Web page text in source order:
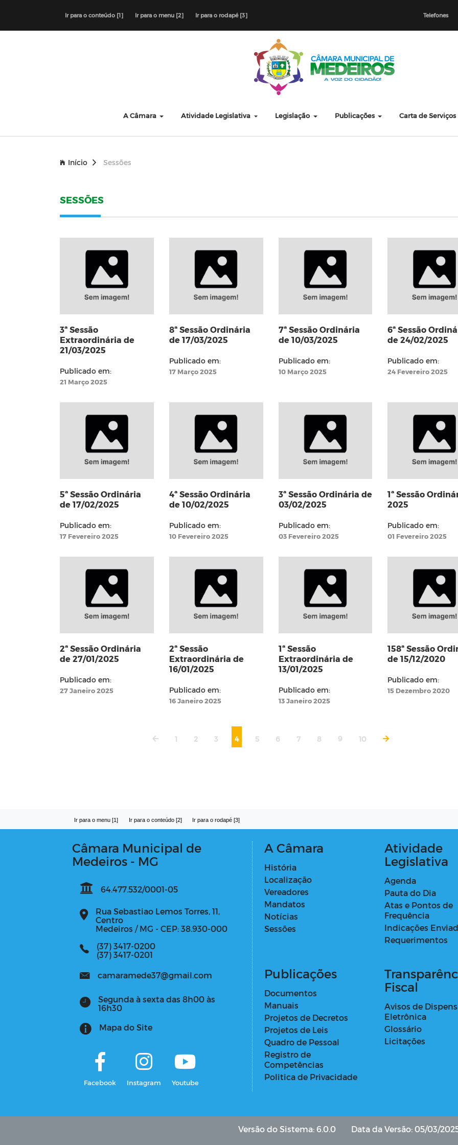
Ir para o conteúdo [1] Ir para o menu [2] Ir para o rodapé [3] Telefones
A Câmara Atividade Legislativa Legislação Publicações Carta de Serviços
Início Sessões
SESSÕES
3ª Sessão
Extraordinária de
21/03/2025
Publicado em:
21 Março 2025
8ª Sessão Ordinária
de 17/03/2025
Publicado em:
17 Março 2025
7ª Sessão Ordinária
de 10/03/2025
Publicado em:
10 Março 2025
6ª Sessão
de 24/02/2025
Publicado em:
24 Fevereiro 2025
5ª Sessão Ordinária
de 17/02/2025
Publicado em:
17 Fevereiro 2025
4ª Sessão Ordinária
de 10/02/2025
Publicado em:
10 Fevereiro 2025
3ª Sessão Ordinária de
03/02/2025
Publicado em:
03 Fevereiro 2025
1ª Sessão
2025
Publicado em:
01 Fevereiro 2025
2ª Sessão Ordinária
de 27/01/2025
Publicado em:
27 Janeiro 2025
2ª Sessão
Extraordinária de
16/01/2025
Publicado em:
16 Janeiro 2025
1ª Sessão
Extraordinária de
13/01/2025
Publicado em:
13 Janeiro 2025
158ª Sessão
de 15/12/2020
Publicado em:
15 Dezembro 2020
1 2 3 4 5 6 7 8 9 10
Ir para o menu [1] Ir para o conteúdo [2] Ir para o rodapé [3]
Câmara Municipal de
Medeiros - MG
64.477.532/0001-05
Rua Sebastiao Lemos Torres, 11,
Centro
Medeiros / MG - CEP: 38.930-000
(37) 3417-0200
(37) 3417-0201
camaramede37@gmail.com
Segunda à sexta das 8h00 às
16h30
Mapa do Site
Facebook Instagram Youtube
A Câmara
História
Localização
Vereadores
Mandatos
Notícias
Sessões
Atividade
Legislativa
Agenda
Pauta do Dia
Atas e Pontos de
Frequência
Indicações
Requerimentos
Publicações
Documentos
Manuais
Projetos de Decretos
Projetos de Leis
Quadro de Pessoal
Registro de
Competências
Politica de Privacidade
Fiscal
Avisos de
Eletrônica
Glossário
Licitações
Versão do Sistema: 6.0.0 Data da Versão: 05/03/